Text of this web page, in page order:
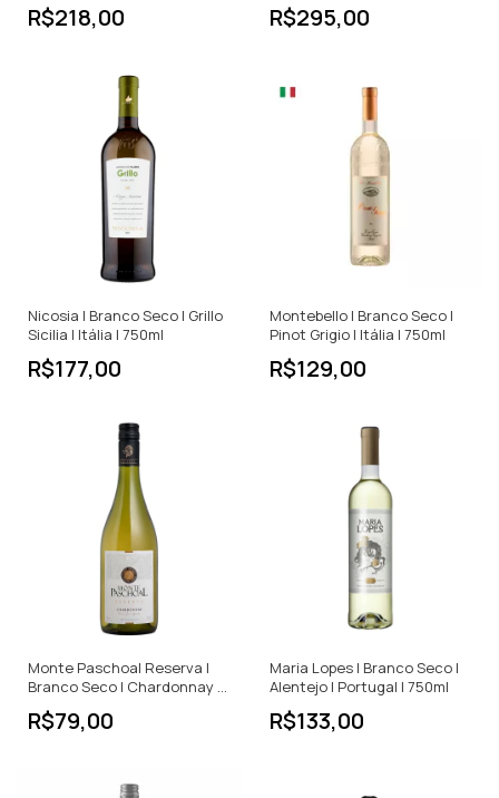
R$218,00 R$295,00
Nicosia | Branco Seco | Grillo
Sicilia | Itália | 750ml
R$177,00
Montebello | Branco Seco |
Pinot Grigio | Itália | 750ml
R$129,00
Monte Paschoal Reserva |
Branco Seco | Chardonnay |
R$79,00
Maria Lopes | Branco Seco |
Alentejo | Portugal | 750ml
R$133,00